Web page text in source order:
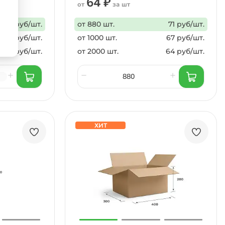
72 руб/шт.
68 руб/шт.
65 руб/шт.
от за шт
от 880 шт.
71 руб/шт.
от 1000 шт.
67 руб/шт.
от 2000 шт.
64 руб/шт.
ХИТ